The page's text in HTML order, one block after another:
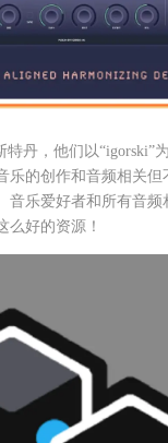
丹，他们以“igorski”
乐的创作和音频相关
音乐爱好者和所有音
么好的资源！